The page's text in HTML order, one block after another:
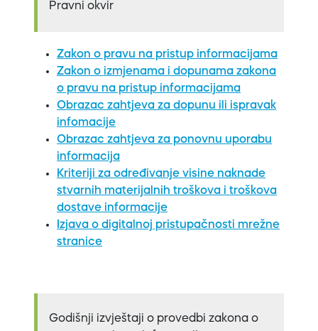
Pravni okvir
Zakon o pravu na pristup informacijama
Zakon o izmjenama i dopunama zakona
o pravu na pristup informacijama
Obrazac zahtjeva za dopunu ili ispravak
infomacije
Obrazac zahtjeva za ponovnu uporabu
informacija
Kriteriji za određivanje visine naknade
stvarnih materijalnih troškova i troškova
dostave informacije
Izjava o digitalnoj pristupačnosti mrežne
stranice
Godišnji izvještaji o provedbi zakona o